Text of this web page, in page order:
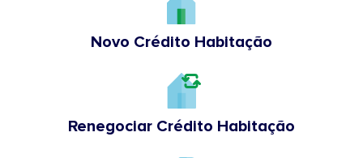
Novo Crédito Habitação
Renegociar Crédito Habitação